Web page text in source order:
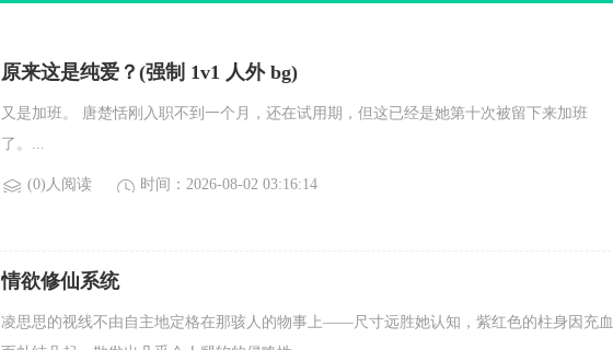
原来这是纯爱？(强制 1v1 人外 bg)
又是加班。 唐楚恬刚入职不到一个月，还在试用期，但这已经是她第十次被留下来加班
了。...
(0)人阅读 时间：2026-08-02 03:16:14
情欲修仙系统
凌思思的视线不由自主地定格在那骇人的物事上——尺寸远胜她认知，紫红色的柱身因充血